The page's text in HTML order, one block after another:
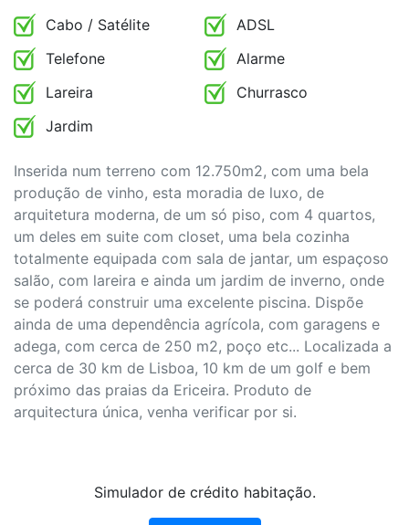
Condições
Testemunhos
Assessoria
Jurídica
Cabo / Satélite
ADSL
Telefone
Alarme
Lareira
Churrasco
Jardim
Inserida num terreno com 12.750m2, com uma bela
produção de vinho, esta moradia de luxo, de
arquitetura moderna, de um só piso, com 4 quartos,
um deles em suite com closet, uma bela cozinha
totalmente equipada com sala de jantar, um espaçoso
salão, com lareira e ainda um jardim de inverno, onde
se poderá construir uma excelente piscina. Dispõe
ainda de uma dependência agrícola, com garagens e
adega, com cerca de 250 m2, poço etc... Localizada a
cerca de 30 km de Lisboa, 10 km de um golf e bem
próximo das praias da Ericeira. Produto de
arquitectura única, venha verificar por si.
Simulador de crédito habitação.